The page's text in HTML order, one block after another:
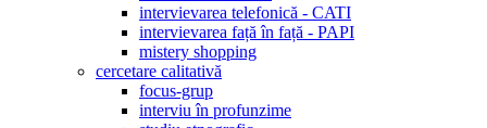
intervievarea telefonică - CATI
intervievarea față în față - PAPI
mistery shopping
cercetare calitativă
focus-grup
interviu în profunzime